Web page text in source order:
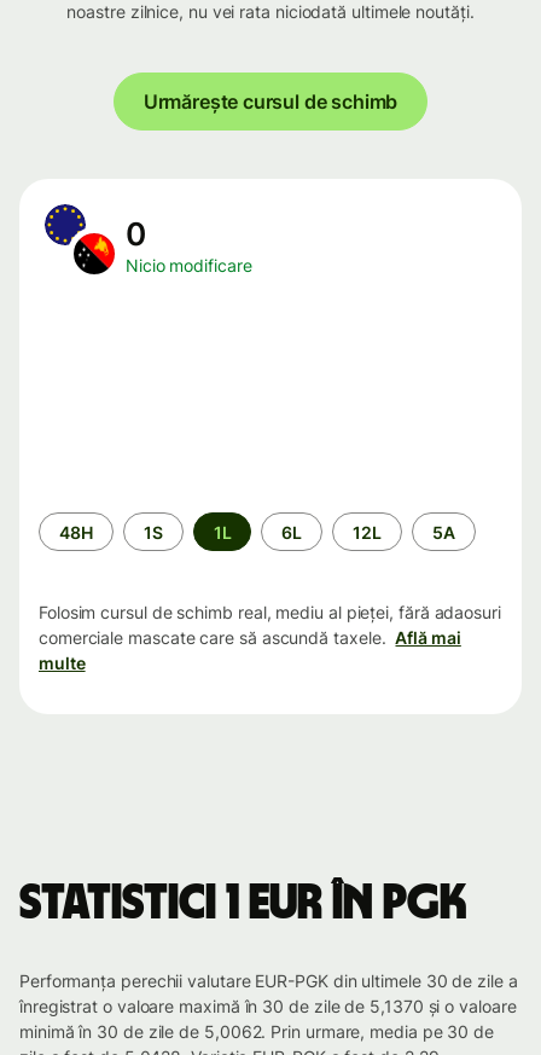
noastre zilnice, nu vei rata niciodată ultimele noutăți.
Urmărește cursul de schimb
0
Nicio modificare
Perioada
48H 1S 1L 6L 12L 5A
Folosim cursul de schimb real, mediu al pieței, fără adaosuri
comerciale mascate care să ascundă taxele. Află mai
multe
Statistici 1 EUR în PGK
Performanța perechii valutare EUR-PGK din ultimele 30 de zile a
înregistrat o valoare maximă în 30 de zile de 5,1370 și o valoare
minimă în 30 de zile de 5,0062. Prin urmare, media pe 30 de